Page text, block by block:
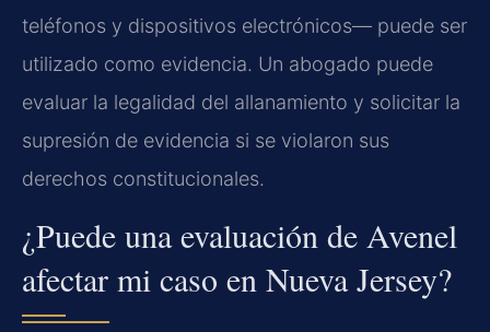
teléfonos y dispositivos electrónicos— puede ser
utilizado como evidencia. Un abogado puede
evaluar la legalidad del allanamiento y solicitar la
supresión de evidencia si se violaron sus
derechos constitucionales.
¿Puede una evaluación de Avenel
afectar mi caso en Nueva Jersey?